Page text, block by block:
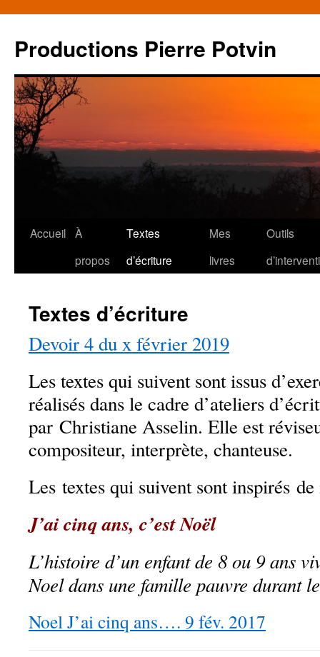
Productions Pierre Potvin
Aller
Accueil À
propos
Textes
d’écriture
Mes
livres
Outils
Textes d’écriture
Devoir 4 du x février 2019
Les textes qui suivent sont issus
réalisés dans le cadre d’ateliers
par Christiane Asselin. Elle est
compositeur, interprète, chanteuse.
Les textes qui suivent sont inspirés
J’ai cinq ans, c’est Noël
L’histoire d’un enfant de 8 ou 9 ans
Noel dans une famille pauvre durant
Noel J’ai cinq ans…. 9 fév. 2017